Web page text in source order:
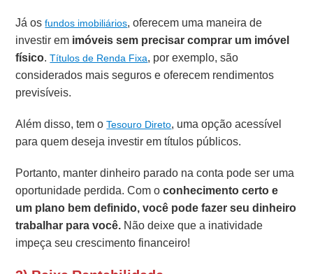
Já osfundos imobiliários, oferecem uma maneira de
investir em imóveis sem precisar comprar um imóvel
físico.Títulos de Renda Fixa, por exemplo, são
considerados mais seguros e oferecem rendimentos
previsíveis.
Além disso, tem oTesouro Direto, uma opção acessível
para quem deseja investir em títulos públicos.
Portanto, manter dinheiro parado na conta pode ser uma
oportunidade perdida. Com oconhecimento certo e
um plano bem definido, você pode fazer seu dinheiro
trabalhar para você. Não deixe que a inatividade
impeça seu crescimento financeiro!